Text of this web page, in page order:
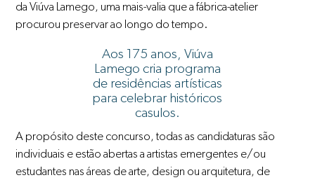
da Viúva Lamego, uma mais-valia que a fábrica-atelier
procurou preservar ao longo do tempo.
Aos 175 anos, Viúva
Lamego cria programa
de residências artísticas
para celebrar históricos
casulos.
A propósito deste concurso, todas as candidaturas são
individuais e estão abertas a artistas emergentes e/ou
estudantes nas áreas de arte, design ou arquitetura, de